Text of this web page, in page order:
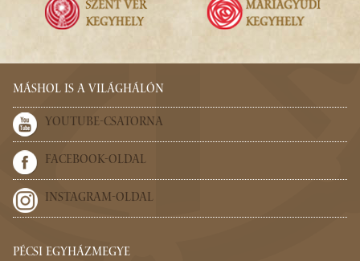
MÁSHOL IS A VILÁGHÁLÓN
YOUTUBE-CSATORNA
FACEBOOK-OLDAL
INSTAGRAM-OLDAL
PÉCSI EGYHÁZMEGYE